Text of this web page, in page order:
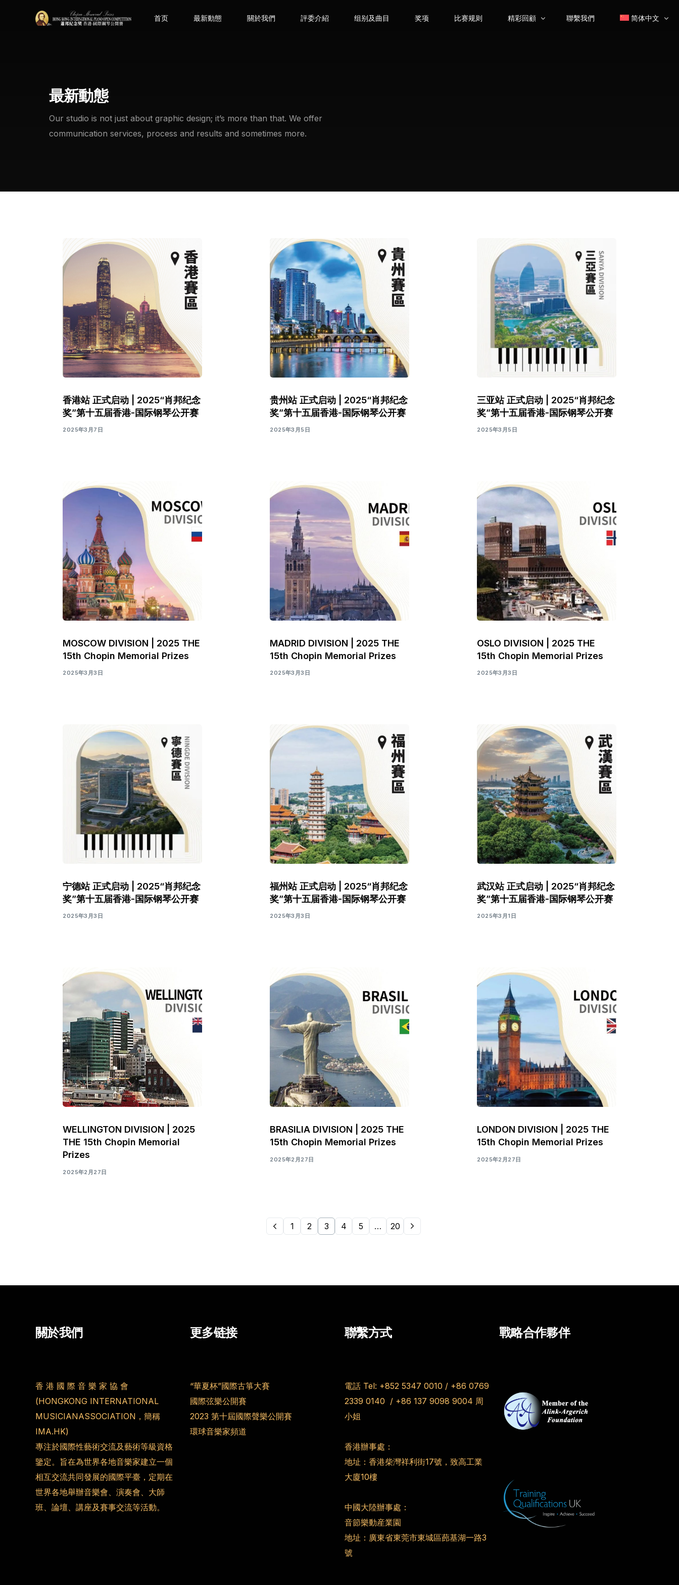
首页 最新動態 關於我們 評委介紹 组别及曲目 奖项 比赛规则 精彩回顧 聯繫我們 简体中文
最新動態
Our studio is not just about graphic design; it’s more than that. We offer
communication services, process and results and sometimes more.
香港站 正式启动 | 2025“肖邦纪念
奖”第十五届香港-国际钢琴公开赛
2025年3月7日
贵州站 正式启动 | 2025“肖邦纪念
奖”第十五届香港-国际钢琴公开赛
2025年3月5日
三亚站 正式启动 | 2025“肖邦纪念
奖”第十五届香港-国际钢琴公开赛
2025年3月5日
MOSCOW DIVISION | 2025 THE
15th Chopin Memorial Prizes
2025年3月3日
MADRID DIVISION | 2025 THE
15th Chopin Memorial Prizes
2025年3月3日
OSLO DIVISION | 2025 THE
15th Chopin Memorial Prizes
2025年3月3日
宁德站 正式启动 | 2025“肖邦纪念
奖”第十五届香港-国际钢琴公开赛
2025年3月3日
福州站 正式启动 | 2025“肖邦纪念
奖”第十五届香港-国际钢琴公开赛
2025年3月3日
武汉站 正式启动 | 2025“肖邦纪念
奖”第十五届香港-国际钢琴公开赛
2025年3月1日
WELLINGTON DIVISION | 2025
THE 15th Chopin Memorial
Prizes
2025年2月27日
BRASILIA DIVISION | 2025 THE
15th Chopin Memorial Prizes
2025年2月27日
LONDON DIVISION | 2025 THE
15th Chopin Memorial Prizes
2025年2月27日
1 2 3 4 5 … 20
關於我們
香 港 國 際 音 樂 家 協 會
(HONGKONG INTERNATIONAL
MUSICIANASSOCIATION，簡稱
IMA.HK)
專注於國際性藝術交流及藝術等級資格
鑒定。旨在為世界各地音樂家建立一個
相互交流共同發展的國際平臺，定期在
世界各地舉辦音樂會、演奏會、大師
班、論壇、講座及賽事交流等活動。
更多链接
“華夏杯”國際古箏大賽
國際弦樂公開賽
2023 第十屆國際聲樂公開賽
環球音樂家頻道
聯繫方式
電話 Tel: +852 5347 0010 / +86 0769
2339 0140 / +86 137 9098 9004 周
小姐
香港辦事處：
地址：香港柴灣祥利街17號，致高工業
大廈10樓
中國大陸辦事處：
音節樂動産業園
地址：廣東省東莞市東城區蓢基湖一路3
號
戰略合作夥伴